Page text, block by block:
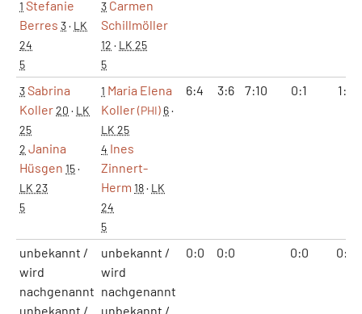
1 Stefanie
Berres 3· LK
24
5
3 Carmen
Schillmöller
12 · LK 25
5
3Sabrina
Koller20 · LK
25
2 Janina
Hüsgen 15·
LK 23
5
1 Maria Elena
Koller(PHI) 6·
LK 25
4 Ines
Zinnert-
Herm 18· LK
24
5
6:4 3:6 7:10 0:1 1:2
unbekannt /
wird
nachgenannt
unbekannt /
unbekannt /
wird
nachgenannt
unbekannt /
0:0 0:0 0:0 0:0